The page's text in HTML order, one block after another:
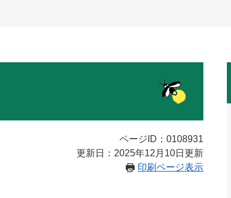
ページID：0108931
更新日：2025年12月10日更新
印刷ページ表示